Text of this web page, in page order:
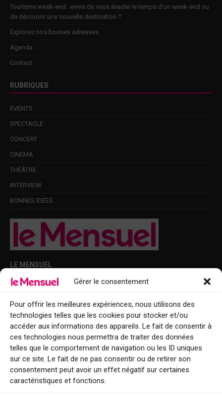
Gérer le consentement
Pour offrir les meilleures expériences, nous utilisons des
technologies telles que les cookies pour stocker et/ou
accéder aux informations des appareils. Le fait de consentir à
ces technologies nous permettra de traiter des données
telles que le comportement de navigation ou les ID uniques
sur ce site. Le fait de ne pas consentir ou de retirer son
consentement peut avoir un effet négatif sur certaines
caractéristiques et fonctions.
Tourisme week-end : envie de vous évader le temps d’un week-end ou
de découvrir une nouvelle destination ?
Explorez nos bonnes adresses
Agenda
Contact
RUBRIQUES
EVENTS
SPECTACLE
CONCERT
CINÉMA
THÉÂTRE
INTERVIEW
BONNES IDÉES
LE MENSUEL
Points de diffusion Var et Alpes-Maritimes : oû trouver Le Mensuel ?
Le Mensuel en PDF : consultez le magazine en ligne
Qui sommes-nous ?
BFM Top Sorties
EVENT
Tourisme week-end : envie de vous évader le temps d’un week-end ou